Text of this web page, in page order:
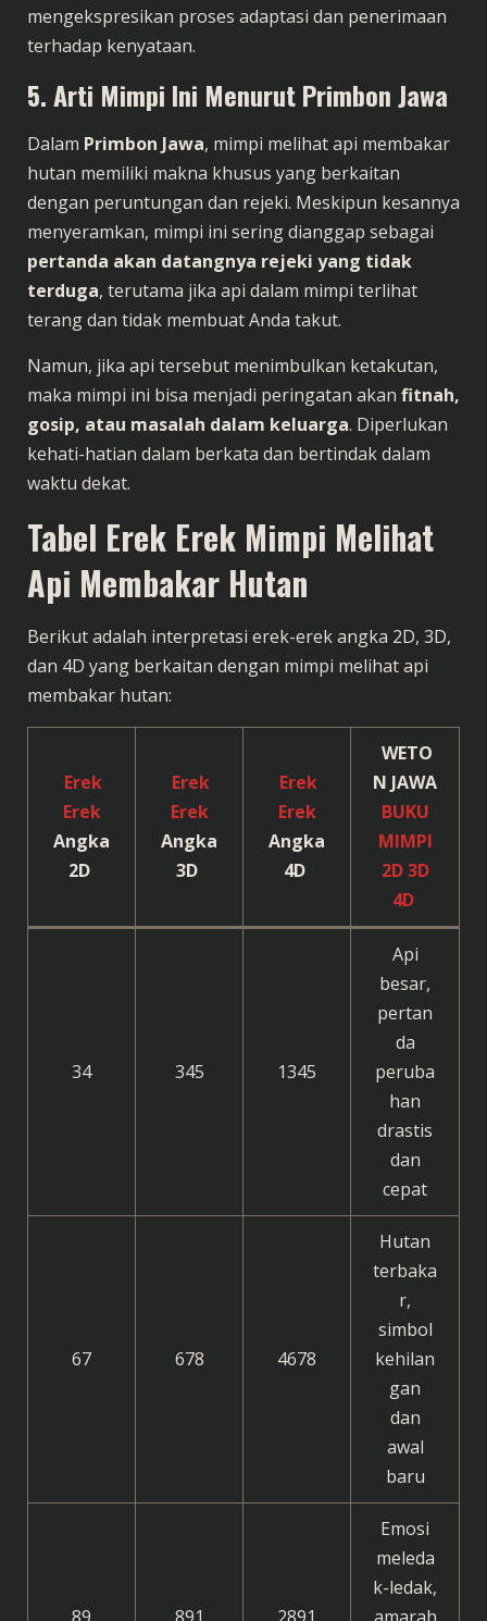
mengekspresikan proses adaptasi dan penerimaan
terhadap kenyataan.
5. Arti Mimpi Ini Menurut Primbon Jawa
Dalam Primbon Jawa, mimpi melihat api membakar
hutan memiliki makna khusus yang berkaitan
dengan peruntungan dan rejeki. Meskipun kesannya
menyeramkan, mimpi ini sering dianggap sebagai
pertanda akan datangnya rejeki yang tidak
terduga, terutama jika api dalam mimpi terlihat
terang dan tidak membuat Anda takut.
Namun, jika api tersebut menimbulkan ketakutan,
maka mimpi ini bisa menjadi peringatan akan fitnah,
gosip, atau masalah dalam keluarga. Diperlukan
kehati-hatian dalam berkata dan bertindak dalam
waktu dekat.
Tabel Erek Erek Mimpi Melihat
Api Membakar Hutan
Berikut adalah interpretasi erek-erek angka 2D, 3D,
dan 4D yang berkaitan dengan mimpi melihat api
membakar hutan:
Erek
Erek
Angka
2D
Erek
Erek
Angka
3D
Erek
Erek
Angka
4D
WETO
N JAWA
BUKU
MIMPI
2D 3D
4D
34 345 1345
Api
besar,
pertan
da
peruba
han
drastis
dan
cepat
67 678 4678
Hutan
terbaka
r,
simbol
kehilan
gan
dan
awal
baru
Emosi
meleda
k-ledak,